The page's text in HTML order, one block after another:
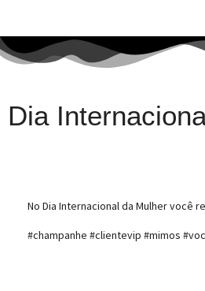
Dia
No Dia Internacional da Mulher você
#champanhe #clientevip #mimos